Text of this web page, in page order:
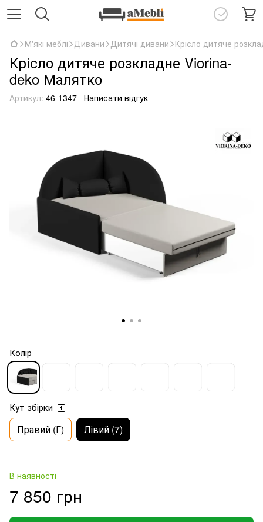
М'які меблі Дивани Дитячі дивани Крісло дитяче
Крісло дитяче розкладне Viorina-
deko Малятко
Артикул: 46-1347 Написати відгук
Колір
Кут збірки
Правий (Г) Лівий (7)
В наявності
7 850 грн